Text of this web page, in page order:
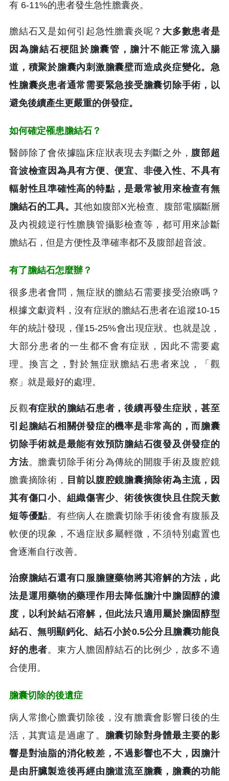
有 6-11%的患者發生急性膽囊炎。
膽結石又是如何引起急性膽囊炎呢？ 大多數患者是
因為膽結石梗阻於膽囊管，膽汁不能正常流入腸
道，積聚於膽囊內刺激膽囊壁而造成炎症變化。急
性膽囊炎患者通常需要緊急接受膽囊切除手術，以
避免後續產生更嚴重的併發症。
如何確定罹患膽結石？
醫師除了會依據臨床症狀表現去判斷之外， 腹部超
音波檢查因為具有方便、便宜、非侵入性、不具有
輻射性且準確性高的特點，是最常被用來檢查有無
膽結石的工具。其他如腹部X光檢查、腹部電腦斷層
及內視鏡逆行性膽胰管攝影檢查等，都可用來診斷
膽結石，但是方便性及準確率都不及腹部超音波。
有了膽結石怎麼辦？
很多患者會問，無症狀的膽結石需要接受治療嗎？
根據文獻資料，沒有症狀的膽結石患者在追蹤10-15
年的統計發現，僅15-25%會出現症狀。也就是說，
大部分患者的一生都不會有症狀，因此不需要處
理。換言之，對於無症狀膽結石患者來說，「觀
察」就是最好的處理。
反觀有症狀的膽結石患者，後續再發生症狀，甚至
引起膽結石相關併發症的機率是非常高的，而膽囊
切除手術就是最能有效預防膽結石復發及併發症的
方法。膽囊切除手術分為傳統的開腹手術及腹腔鏡
膽囊摘除術， 目前以腹腔鏡膽囊摘除術為主流，因
其有傷口小、組織傷害少、術後恢復快且住院天數
短等優點。有些病人在膽囊切除手術後會有腹脹及
軟便的現象，不過症狀多屬輕微，不須特別處置也
會逐漸自行改善。
治療膽結石還有口服膽鹽藥物將其溶解的方法，此
法是運用藥物的藥理作用去降低膽汁中膽固醇的濃
度，以利於結石溶解，但此法只適用屬於膽固醇型
結石、無明顯鈣化、結石小於0.5公分且膽囊功能良
好的患者。東方人膽固醇結石的比例少，故多不適
合使用。
膽囊切除的後遺症
病人常擔心膽囊切除後，沒有膽囊會影響日後的生
活，其實這是過慮了。 膽囊切除對身體最主要的影
響是對油脂的消化較差，不過影響也不大，因膽汁
是由肝臟製造後再經由膽道流至膽囊，膽囊的功能